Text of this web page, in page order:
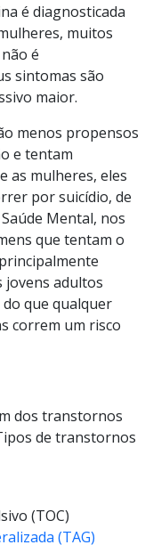
é diagnosticada
muitos
é
sintomas são
maior.
menos propensos
e tentam
as mulheres, eles
por suicídio, de
Mental, nos
que tentam o
jovens adultos
do que qualquer
correm um risco
dos transtornos
de transtornos
(TOC)
(TAG)